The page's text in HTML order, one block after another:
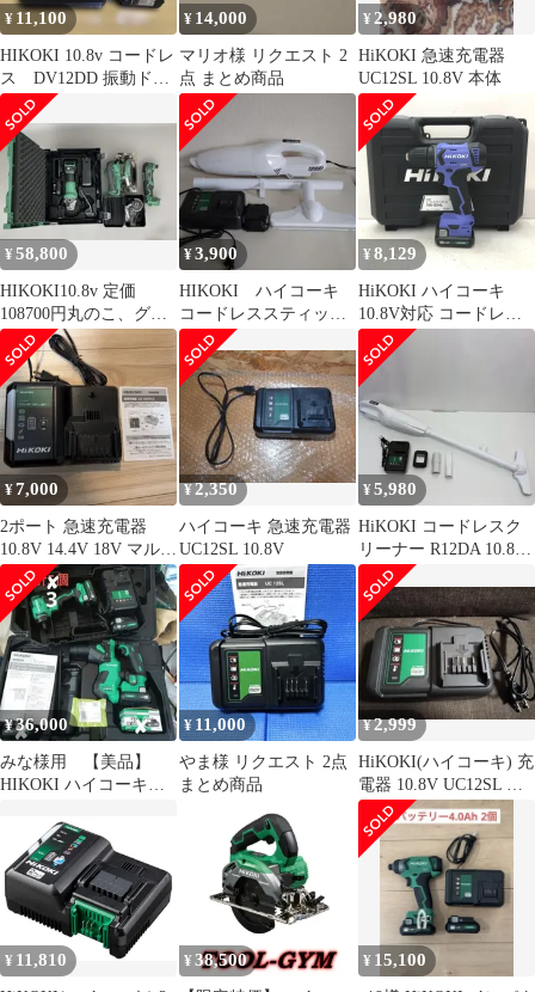
¥ 11,100
HIKOKI 10.8v コードレ
ス DV12DD 振動ドリ
ルドライバ セット
¥ 14,000
マリオ様 リクエスト 2
点 まとめ商品
¥ 2,980
HiKOKI 急速充電器
UC12SL 10.8V 本体
¥58,800
HIKOKI10.8v 定価
108700円丸のこ、グラ
インダー、マルチツー
ル3点
¥3,900
HIKOKI ハイコーキ
コードレススティック
クリーナー R12DA
¥8,129
HiKOKI ハイコーキ
10.8V対応 コードレス
ドライバドリル ケー
ス・充電器・バッテリ2
個セット FDS18DAL 中
古美品
¥7,000
2ポート 急速充電器
10.8V 14.4V 18V マルチ
ボルUC18YDL2
¥2,350
ハイコーキ 急速充電器
UC12SL 10.8V
¥5,980
HiKOKI コードレスク
リーナー R12DA 10.8V
バッテリー・ 掃除機
¥36,000
みな様用 【美品】
HIKOKI ハイコーキ
DH12DD+DB12DD
¥ 11,000
やま様 リクエスト 2点
まとめ商品
¥2,999
HiKOKI(ハイコーキ) 充
電器 10.8V UC12SL 新
品
¥ 11,810 ¥ 38,500 ¥ 15,100